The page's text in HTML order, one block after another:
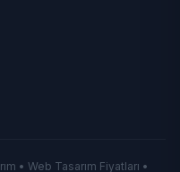
• Web Tasarım Fiyatları •